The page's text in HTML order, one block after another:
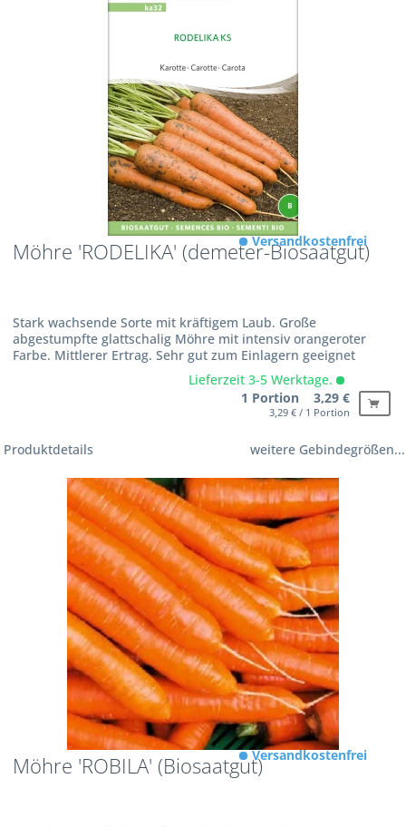
Möhre 'RODELIKA' (demeter-Biosaatgut)
Stark wachsende Sorte mit kräftigem Laub. Große
abgestumpfte glattschalig Möhre mit intensiv orangeroter
Farbe. Mittlerer Ertrag. Sehr gut zum Einlagern geeignet
Versandkostenfrei
Lieferzeit 3-5 Werktage.
1 Portion 3,29 €
3,29 € / 1 Portion
Produktdetails weitere Gebindegrößen...
Möhre 'ROBILA' (Biosaatgut)Versandkostenfrei